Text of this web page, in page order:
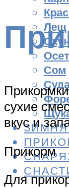
Лещ
Сом
сухие
вкус и
Прикорм
Для